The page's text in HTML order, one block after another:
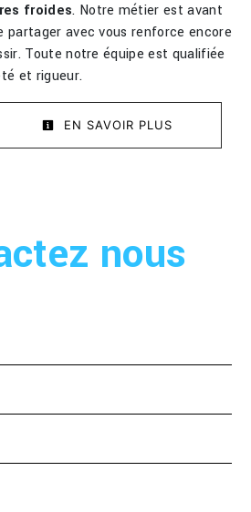
froides. Notre métier est avant
avec vous renforce encore
Toute notre équipe est qualifiée
et rigueur.
EN SAVOIR PLUS
nous